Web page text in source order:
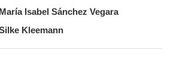
María Isabel Sánchez Vegara
Kleemann